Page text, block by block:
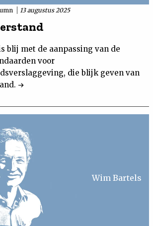
13 augustus 2025
blij met de aanpassing van de
voor
die blijk geven van
Wim Bartels